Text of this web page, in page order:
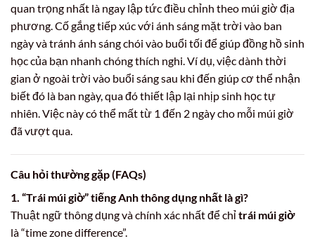
quan trọng nhất là ngay lập tức điều chỉnh theo múi giờ địa
phương. Cố gắng tiếp xúc với ánh sáng mặt trời vào ban
ngày và tránh ánh sáng chói vào buổi tối để giúp đồng hồ sinh
học của bạn nhanh chóng thích nghi. Ví dụ, việc dành thời
gian ở ngoài trời vào buổi sáng sau khi đến giúp cơ thể nhận
biết đó là ban ngày, qua đó thiết lập lại nhịp sinh học tự
nhiên. Việc này có thể mất từ 1 đến 2 ngày cho mỗi múi giờ
đã vượt qua.
Câu hỏi thường gặp (FAQs)
1. “Trái múi giờ” tiếng Anh thông dụng nhất là gì?
Thuật ngữ thông dụng và chính xác nhất để chỉtrái múi giờ
là “time zone difference”.